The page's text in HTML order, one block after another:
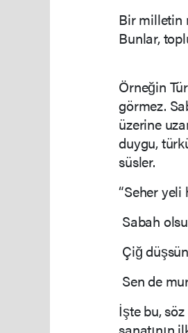
Bir milletin
Bunlar,
Örneğin
görmez.
üzerine
duygu,
süsler.
“Seher yeli
Sabah
Çiğ
Sen de
İşte bu,